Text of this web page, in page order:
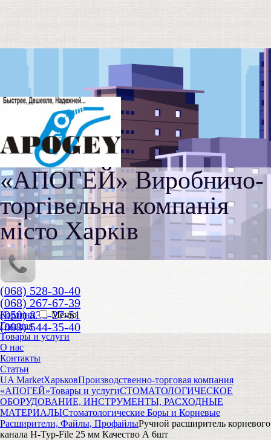
«АПОГЕЙ» Виробничо-
торгівельна компанія
місто Харків
(068) 528-30-40
(068) 267-67-39
(050) 836-27-51
(093) 544-35-40
Корзина
Меню
Главная
Товары и услуги
О нас
Контакты
Статьи
UA MarketХарьковПроизводственно-торговая компания
«АПОГЕЙ»Товары и услугиСТОМАТОЛОГИЧЕСКОЕ
ОБОРУДОВАНИЕ, ИНСТРУМЕНТЫ, РАСХОДНЫЕ
МАТЕРИАЛЫСтоматологические Боры и Корневые
Расширители, Файлы, ПрофайлыРучной расширитель корневого
канала Н-Typ-File 25 мм Качество А 6шт